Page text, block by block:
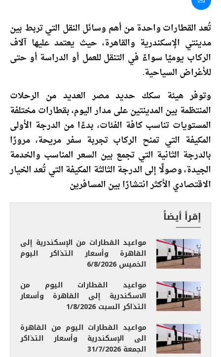
تُعد القطارات واحدة من أهم وسائل النقل التي تربط بين
مدينتي الإسكندرية والقاهرة، حيث يعتمد عليها آلاف
الركاب يوميًا سواءً في التنقل للعمل أو الدراسة أو حتى
للأغراض السياحية.
وتوفر هيئة سكك حديد مصر العديد من الرحلات
المنتظمة بين المدينتين على مدار اليوم، بقطارات مختلفة
المستويات تناسب كافة الفئات، بدءًا من الدرجة الأولى
المكيفة التي تمنح الركاب تجربة سفر مريحة، مرورًا
بالدرجة الثانية التي تجمع بين السعر المناسب والخدمة
الجيدة، وصولًا إلى الدرجة الثالثة المكيفة التي تُعد الخيار
الاقتصادي الأكثر انتشارًا بين المسافرين
إقرأ أيضاً
مواعيد القطارات من الإسكندرية إلى
القاهرة وأسعار التذاكر اليوم
الخميس 6/8/2026
مواعيد القطارات اليوم من
الاسكندرية إلى القاهرة وأسعار
التذاكر السبت 1/8/2026
مواعيد القطارات اليوم من القاهرة
الى الإسكندرية وأسعار التذاكر
الجمعة 31/7/2026